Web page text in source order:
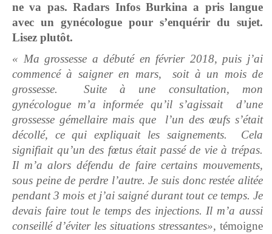
ne va pas. Radars Infos Burkina a pris langue
avec un gynécologue pour s’enquérir du sujet.
Lisez plutôt.
« Ma grossesse a débuté en février 2018, puis j’ai
commencé à saigner en mars, soit à un mois de
grossesse. Suite à une consultation, mon
gynécologue m’a informée qu’il s’agissait d’une
grossesse gémellaire mais que l’un des œufs s’était
décollé, ce qui expliquait les saignements. Cela
signifiait qu’un des fœtus était passé de vie à trépas.
Il m’a alors défendu de faire certains mouvements,
sous peine de perdre l’autre. Je suis donc restée alitée
pendant 3 mois et j’ai saigné durant tout ce temps. Je
devais faire tout le temps des injections. Il m’a aussi
conseillé d’éviter les situations stressantes», témoigne